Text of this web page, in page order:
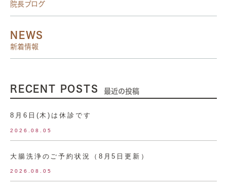
院長ブログ
NEWS
新着情報
RECENT POSTS 最近の投稿
8月6日(木)は休診です
2026.08.05
大腸洗浄のご予約状況（8月5日更新）
2026.08.05